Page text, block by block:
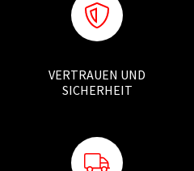
VERTRAUEN UND
SICHERHEIT